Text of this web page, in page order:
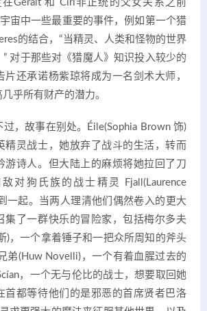
在Geralt 和 Ciri非正统的父女关系之前
宙中一些最重要的事件，例如第一个猎
的结合，“当精灵、人类和怪物的世界
对于那些对《猎魔人》知识投入较少的
片还承诺杨紫琼将成为一名剑术大师，
乎所有财产的潜力。
过，故事在别处。Éile(Sophia Brown 饰)
精灵战士，她放弃了战斗的生活，转而
游诗人。但大陆上的麻烦将她拉回了刀
对狗氏族的战士精灵 Fjall(Laurence
一起。当两人理清他们偶然卷入的更大
集了一群快乐的冒险家，包括梅尔多夫
)，一个拿着锤子和一把众所周知的斧头
弟(Huw Novelli)，一个有着血腥过去的
，一个无与伦比的战士，想要取回她
首都等待他们的是邪恶的首席贤者巴洛